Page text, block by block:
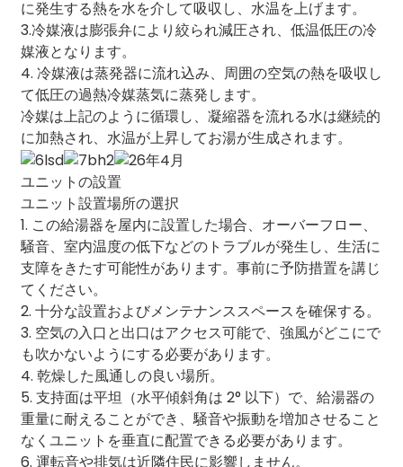
に発生する熱を水を介して吸収し、水温を上げます。
3.冷媒液は膨張弁により絞られ減圧され、低温低圧の冷
媒液となります。
4. 冷媒液は蒸発器に流れ込み、周囲の空気の熱を吸収し
て低圧の過熱冷媒蒸気に蒸発します。
冷媒は上記のように循環し、凝縮器を流れる水は継続的
に加熱され、水温が上昇してお湯が生成されます。
ユニットの設置
ユニット設置場所の選択
1. この給湯器を屋内に設置した場合、オーバーフロー、
騒音、室内温度の低下などのトラブルが発生し、生活に
支障をきたす可能性があります。事前に予防措置を講じ
てください。
2. 十分な設置およびメンテナンススペースを確保する。
3. 空気の入口と出口はアクセス可能で、強風がどこにで
も吹かないようにする必要があります。
4. 乾燥した風通しの良い場所。
5. 支持面は平坦（水平傾斜角は 2° 以下）で、給湯器の
重量に耐えることができ、騒音や振動を増加させること
なくユニットを垂直に配置できる必要があります。
6. 運転音や排気は近隣住民に影響しません。